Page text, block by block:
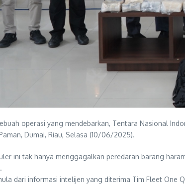
operasi yang mendebarkan, Tentara Nasional
Dumai, Riau, Selasa (10/06/2025).
ini tak hanya menggagalkan peredaran barang
dari informasi intelijen yang diterima Tim Fleet One